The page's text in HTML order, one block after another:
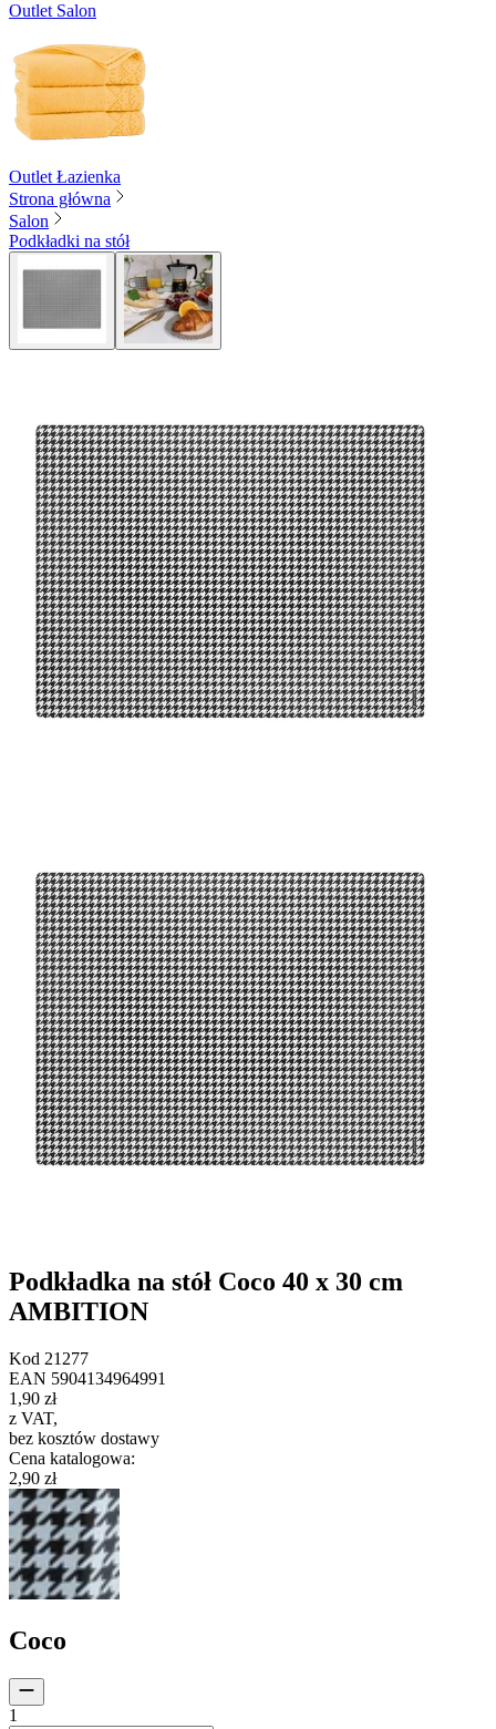
Outlet Salon
Outlet Łazienka
Strona główna
Salon
Podkładki na stół
Podkładka na stół Coco 40 x 30 cm
AMBITION
Kod 21277
EAN 5904134964991
1,90 zł
z VAT,
bez kosztów dostawy
Cena katalogowa:
2,90 zł
Coco
1